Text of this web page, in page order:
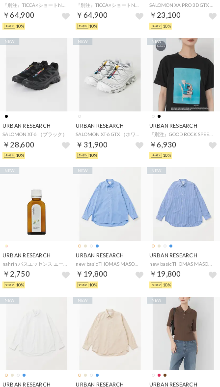
￥64,900
10%
￥64,900
10%
￥23,100
10%
URBAN RESEARCH
SALOMON XT-6 （ブラック）
￥28,600
NEW
10%
URBAN RESEARCH
￥31,900
NEW
10%
URBAN RESEARCH
『別注』GOOD ROCK SPEED×MARILYN T-SHIRTS （ブラック）
￥6,930
NEW
10%
URBAN RESEARCH
￥2,750
NEW
10%
URBAN RESEARCH
￥19,800
NEW
10%
URBAN RESEARCH
new basic THOMAS MASON LONG-SLEEVE OVER SHIRTS （ストライプ）
￥19,800
NEW
10%
URBAN RESEARCH
NEW
URBAN RESEARCH
NEW
URBAN RESEARCH
NEW